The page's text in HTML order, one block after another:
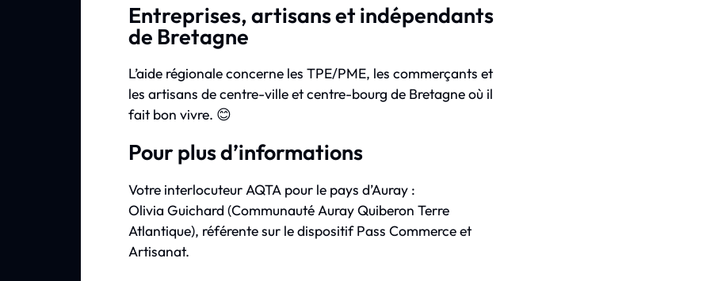
Entreprises, artisans et indépendants
de Bretagne
L’aide régionale concerne les TPE/PME, les commerçants et
les artisans de centre-ville et centre-bourg de Bretagne où il
fait bon vivre. 😊
Pour plus d’informations
Votre interlocuteur AQTA pour le pays d’Auray :
Olivia Guichard (Communauté Auray Quiberon Terre
Atlantique), référente sur le dispositif Pass Commerce et
Artisanat.